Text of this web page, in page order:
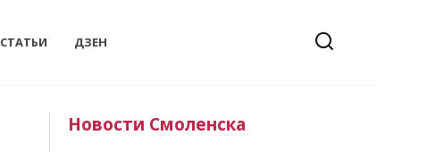
СТАТЬИ ДЗЕН
Новости Смоленска